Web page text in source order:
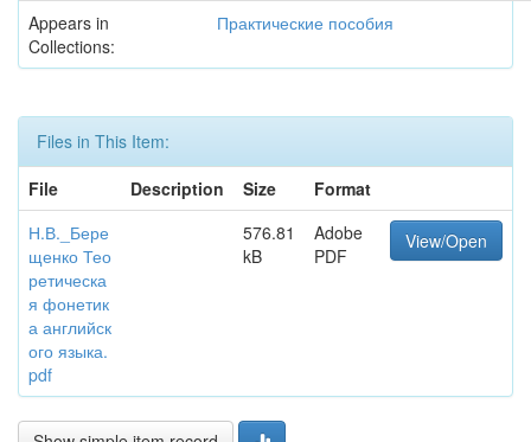
Appears in
Collections:
Практические пособия
Files in This Item:
File
Description Size
Format
Н.В._Бере
щенко Тео
ретическа
я фонетик
а английск
ого языка.
pdf
576.81
kB
Adobe
PDF
View/Open